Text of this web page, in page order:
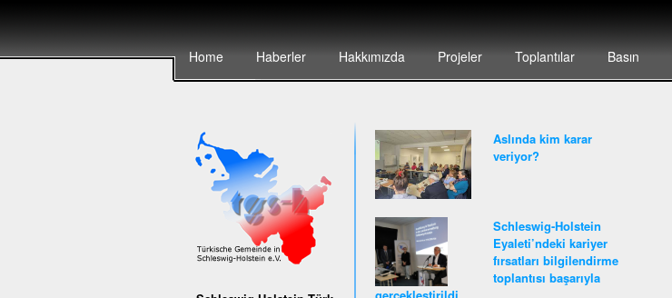
Home Haberler Hakkımızda Projeler Toplantılar Basın
Aslında kim karar
veriyor?
Schleswig-Holstein
Eyaleti’ndeki kariyer
fırsatları bilgilendirme
toplantısı başarıyla